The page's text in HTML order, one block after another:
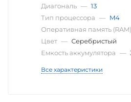
Диагональ — 13
Тип процессора — M4
Оперативная память (RAM)
Цвет — Серебристый
Емкость аккумулятора —
Все характеристики